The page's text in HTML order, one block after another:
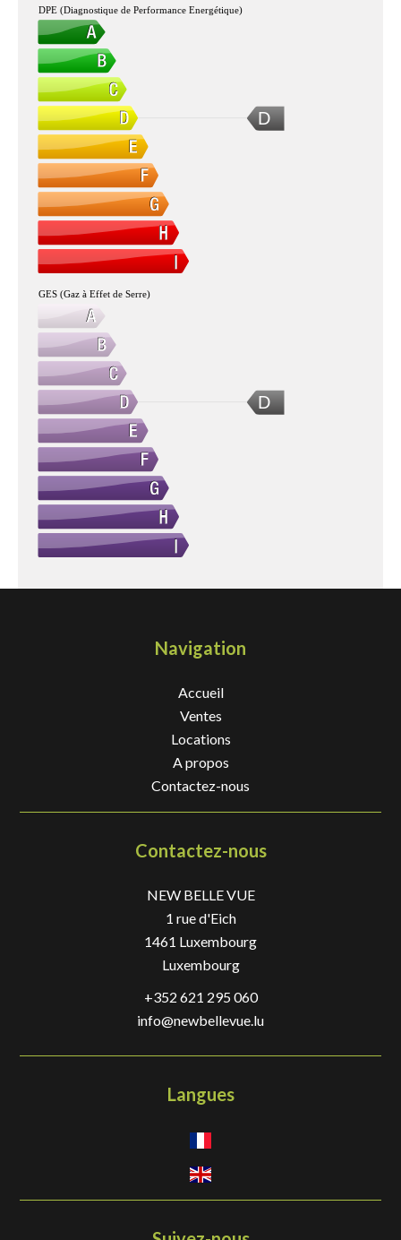
D
DPE (Diagnostique de Performance Energétique)
D
GES (Gaz à Effet de Serre)
Navigation
Accueil
Ventes
Locations
A propos
Contactez-nous
Contactez-nous
NEW BELLE VUE
1 rue d'Eich
1461 Luxembourg
Luxembourg
+352 621 295 060
info@newbellevue.lu
Langues